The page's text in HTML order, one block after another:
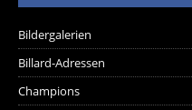
Bildergalerien
Billard-Adressen
Champions